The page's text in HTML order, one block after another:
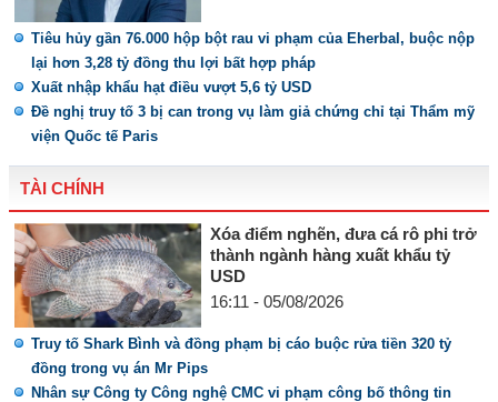
Tiêu hủy gần 76.000 hộp bột rau vi phạm của Eherbal, buộc nộp
lại hơn 3,28 tỷ đồng thu lợi bất hợp pháp
Xuất nhập khẩu hạt điều vượt 5,6 tỷ USD
Đề nghị truy tố 3 bị can trong vụ làm giả chứng chỉ tại Thẩm mỹ
viện Quốc tế Paris
TÀI CHÍNH
Xóa điểm nghẽn, đưa cá rô phi trở
thành ngành hàng xuất khẩu tỷ
USD
16:11 - 05/08/2026
Truy tố Shark Bình và đồng phạm bị cáo buộc rửa tiền 320 tỷ
đồng trong vụ án Mr Pips
Nhân sự Công ty Công nghệ CMC vi phạm công bố thông tin